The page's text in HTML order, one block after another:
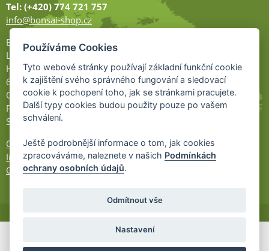
Tel: (+420) 774 721 757
info@bonsai-shop.cz
Bonsai-shop
Legionářů 2
Hodonín
695 01
Otevřeno:
Po-Pá 9-17
So 9-11:30
Ochrana osobních údajů
Informace UKZÚZ
Cookies
Používáme Cookies
Tyto webové stránky používají základní funkční cookie
k zajištění svého správného fungování a sledovací
cookie k pochopení toho, jak se stránkami pracujete.
Další typy cookies budou použity pouze po vašem
schválení.
Ještě podrobnější informace o tom, jak cookies
zpracováváme, naleznete v našich Podmínkách
ochrany osobních údajů.
Odmítnout vše
Nastavení